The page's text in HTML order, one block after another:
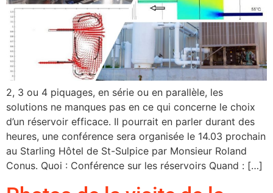
2, 3 ou 4 piquages, en série ou en parallèle, les
solutions ne manques pas en ce qui concerne le choix
d’un réservoir efficace. Il pourrait en parler durant des
heures, une conférence sera organisée le 14.03 prochain
au Starling Hôtel de St-Sulpice par Monsieur Roland
Conus. Quoi : Conférence sur les réservoirs Quand : […]